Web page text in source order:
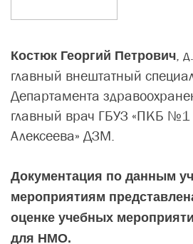
Костюк Георгий Петрович ,
главный внештатный
Департамента
главный врач ГБУЗ «ПКБ №1
Алексеева» ДЗМ.
Документация по данным
мероприятиям
оценке учебных
для НМО.